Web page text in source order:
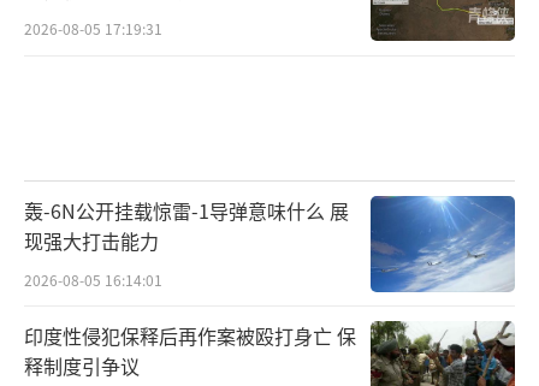
果缺乏基本的军事技能和心理准备，他们只是
另一种形式的“炮灰”。回想第155机械化旅的
失败案例，这支乌克兰寄予厚望的“法械
旅”曾是西方援助的标杆，然而却因为新兵比
例过高、训练时间不足、装备操作复杂等原因
在战场上一触即溃。
2026-08-05 17:19:31
轰-6N公开挂载惊雷-1导弹意味什么 展
现强大打击能力
2026-08-05 16:14:01
印度性侵犯保释后再作案被殴打身亡 保
释制度引争议